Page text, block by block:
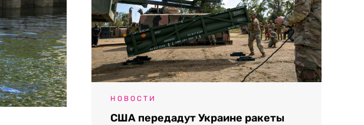
НОВОСТИ
США передадут Украине ракеты